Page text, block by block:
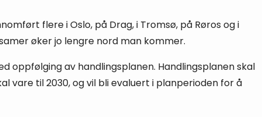
flere i Oslo, på Drag, i Tromsø, på Røros og i
øker jo lengre nord man kommer.
av handlingsplanen. Handlingsplanen skal
vare til 2030, og vil bli evaluert i planperioden for å